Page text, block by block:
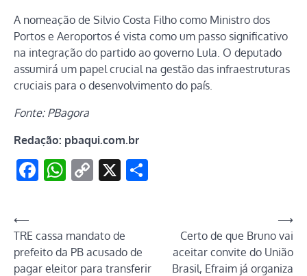
A nomeação de Silvio Costa Filho como Ministro dos
Portos e Aeroportos é vista como um passo significativo
na integração do partido ao governo Lula. O deputado
assumirá um papel crucial na gestão das infraestruturas
cruciais para o desenvolvimento do país.
Fonte: PBagora
Redação: pbaqui.com.br
Facebook
WhatsApp
Copy
X
Navegação
de
Post
⟵
TRE cassa mandato de
prefeito da PB acusado de
pagar eleitor para transferir
Certo de que Bruno vai
aceitar convite do União
Brasil, Efraim já organiza
⟶